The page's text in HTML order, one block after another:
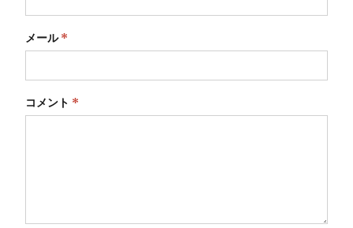
メール*
コメント *